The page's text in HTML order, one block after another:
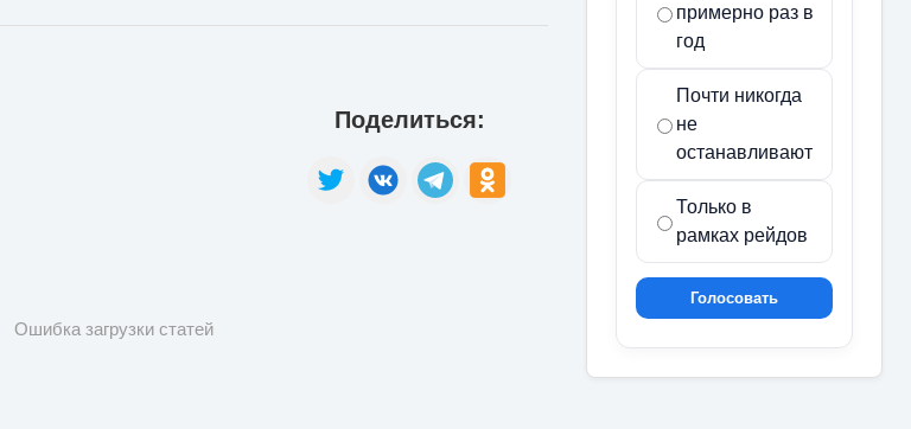
Поделиться:
Ошибка загрузки статей
примерно раз в
год
Почти никогда
не
останавливают
Только в
рамках рейдов
Голосовать